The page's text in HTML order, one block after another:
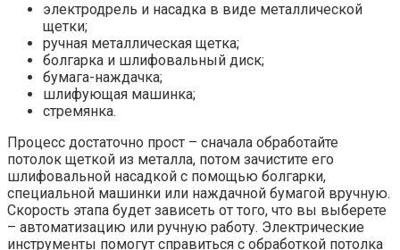
электродрель и насадка в виде металлической
щетки;
ручная металлическая щетка;
болгарка и шлифовальный диск;
бумага-наждачка;
шлифующая машинка;
стремянка.
Процесс достаточно прост – сначала обработайте
потолок щеткой из металла, потом зачистите его
шлифовальной насадкой с помощью болгарки,
специальной машинки или наждачной бумагой вручную.
Скорость этапа будет зависеть от того, что вы выберете
– автоматизацию или ручную работу. Электрические
инструменты помогут справиться с обработкой потолка